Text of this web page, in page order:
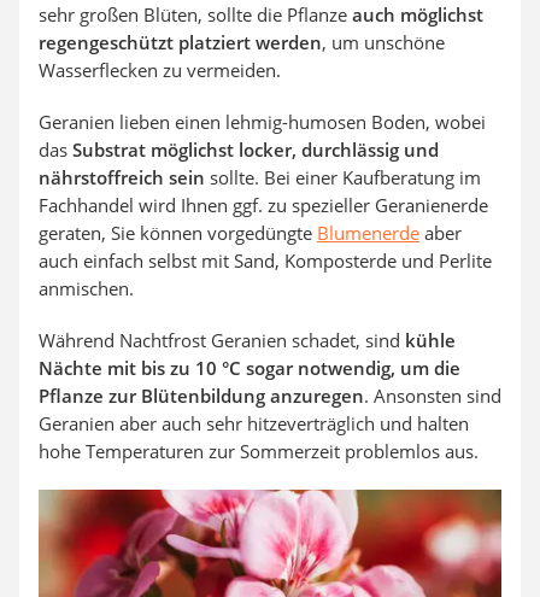
sehr großen Blüten, sollte die Pflanze auch möglichst
regengeschützt platziert werden, um unschöne
Wasserflecken zu vermeiden.
Geranien lieben einen lehmig-humosen Boden, wobei
das Substrat möglichst locker, durchlässig und
nährstoffreich sein sollte. Bei einer Kaufberatung im
Fachhandel wird Ihnen ggf. zu spezieller Geranienerde
geraten, Sie können vorgedüngte Blumenerde aber
auch einfach selbst mit Sand, Komposterde und Perlite
anmischen.
Während Nachtfrost Geranien schadet, sind kühle
Nächte mit bis zu 10 °C sogar notwendig, um die
Pflanze zur Blütenbildung anzuregen. Ansonsten sind
Geranien aber auch sehr hitzeverträglich und halten
hohe Temperaturen zur Sommerzeit problemlos aus.